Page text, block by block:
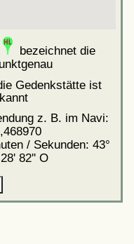
bezeichnet die
Gedenkstätte ist
z. B. im Navi:
/ Sekunden: 43°
82'' O